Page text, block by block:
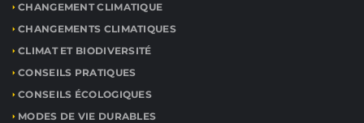
CHANGEMENT CLIMATIQUE
CHANGEMENTS CLIMATIQUES
CLIMAT ET BIODIVERSITÉ
CONSEILS PRATIQUES
CONSEILS ÉCOLOGIQUES
MODES DE VIE DURABLES